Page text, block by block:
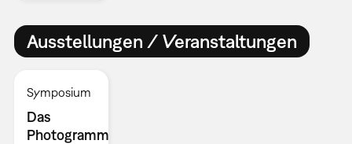
Ausstellungen / Veranstaltungen
Symposium
Das
Photogramm